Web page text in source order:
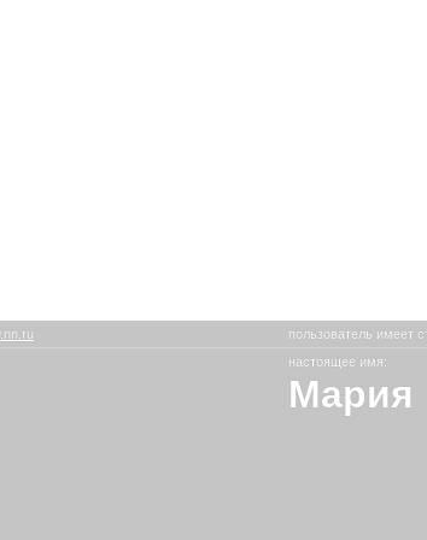
пользователь имеет
настоящее имя:
Мария